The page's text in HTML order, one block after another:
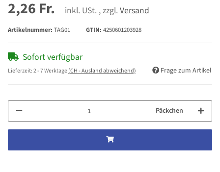
2,26 Fr. inkl. USt. , zzgl. Versand
Artikelnummer: TAG01 GTIN: 4250601203928
Sofort verfügbar
Lieferzeit:2 - 7 Werktage(CH - Ausland abweichend) Frage zum Artikel
Päckchen